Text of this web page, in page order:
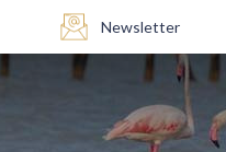
Newsletter